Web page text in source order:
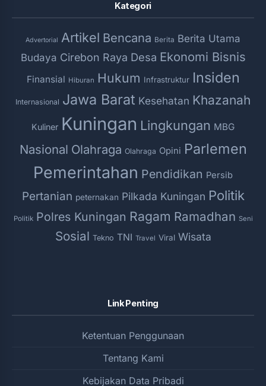
Kategori
Advertorial Artikel Bencana Berita Berita Utama
Budaya Cirebon Raya Desa Ekonomi Bisnis
Finansial Hiburan Hukum Infrastruktur Insiden
Internasional Jawa Barat Kesehatan Khazanah
Kuliner Kuningan Lingkungan MBG
Nasional Olahraga Olahraga Opini Parlemen
Pemerintahan Pendidikan Persib
Pertanian peternakan Pilkada Kuningan Politik
Politik Polres Kuningan Ragam Ramadhan Seni
Sosial Tekno TNI Travel Viral Wisata
Link Penting
Ketentuan Penggunaan
Tentang Kami
Kebijakan Data Pribadi